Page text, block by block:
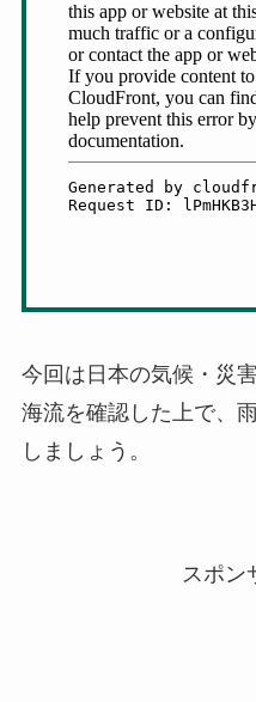
今回は日本の気候・災
海流を確認した上で、
しましょう。
スポン